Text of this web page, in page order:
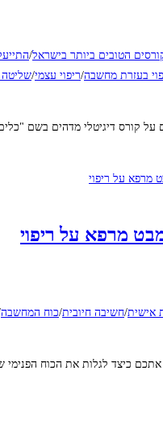
הטובים ביותר בישראל/
בעזרת מחשבה/ריפוי עצמי/
קורס דיגיטלי מדהים בשם
מרפא על ריפוי
אישית/חשיבה חיובית/כוח המחשבה
כיצד לגלות את הכוח הפנימי